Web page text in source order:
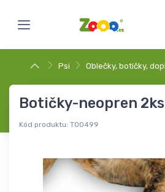
Psi Oblečky, botičky,
Botičky-neopren
Kód produktu: T00499